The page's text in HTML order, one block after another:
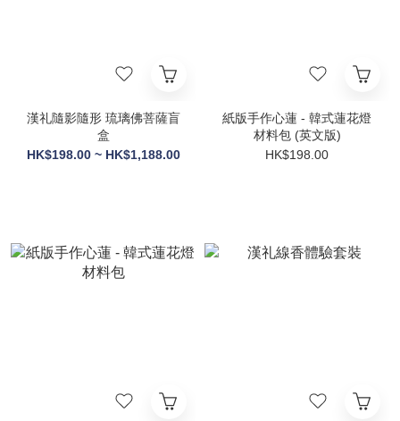
漢礼隨影隨形 琉璃佛菩薩盲
盒
HK$198.00 ~ HK$1,188.00
紙版手作心蓮 - 韓式蓮花燈
材料包 (英文版)
HK$198.00